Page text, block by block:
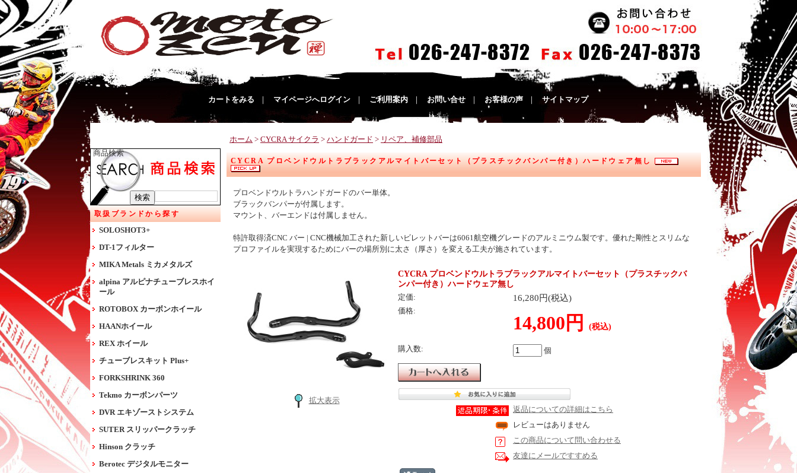
カートをみる マイページへログイン ご利用案内 お問い合せ お客様の声 サイトマップ
商品検索
取扱ブランドから探す
SOLOSHOT3+
DT-1フィルター
MIKA Metals ミカメタルズ
alpina アルピナチューブレスホイ
ール
ROTOBOX カーボンホイール
HAANホイール
REX ホイール
チューブレスキット Plus+
FORKSHRINK 360
Tekmo カーボンパーツ
DVR エキゾーストシステム
SUTER スリッパークラッチ
Hinson クラッチ
Berotec デジタルモニター
ホーム > CYCRA サイクラ > ハンドガード > リペア、補修部品
CYCRA プロベンドウルトラブラックアルマイトバーセット（プラスチックバンパー付き）ハードウェア無し
プロベンドウルトラハンドガードのバー単体。
ブラックバンパーが付属します。
マウント、バーエンドは付属しません。
特許取得済CNC バー | CNC機械加工された新しいビレットバーは6061航空機グレードのアルミニウム製です。優れた剛性とスリムな
プロファイルを実現するためにバーの場所別に太さ（厚さ）を変える工夫が施されています。
拡大表示
CYCRA プロベンドウルトラブラックアルマイトバーセット（プラスチックバ
ンパー付き）ハードウェア無し
定価: 16,280円(税込)
価格:
14,800円 (税込)
購入数: 個
返品についての詳細はこちら
レビューはありません
この商品について問い合わせる
友達にメールですすめる